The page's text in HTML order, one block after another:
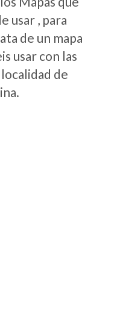
usar , para
de un mapa
usar con las
de